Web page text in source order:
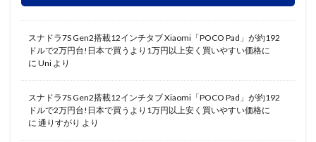
スナドラ7S Gen2搭載12インチタブ Xiaomi「POCO Pad」が約192
ドルで2万円台!日本で買うより1万円以上安く買いやすい価格に
に Uni より
スナドラ7S Gen2搭載12インチタブ Xiaomi「POCO Pad」が約192
ドルで2万円台!日本で買うより1万円以上安く買いやすい価格に
に 通りすがり より